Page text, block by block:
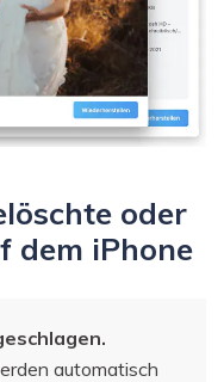
oder
dem iPhone
automatisch